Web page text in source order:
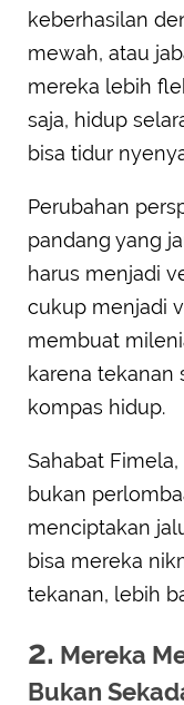
keberhasilan
mewah, atau
mereka lebih
saja, hidup
bisa tidur
Perubahan
pandang yang
harus menjadi
cukup menjadi
membuat
karena tekanan
kompas hidup.
Sahabat
bukan
menciptakan
bisa mereka
tekanan, lebih
2. Mereka
Bukan